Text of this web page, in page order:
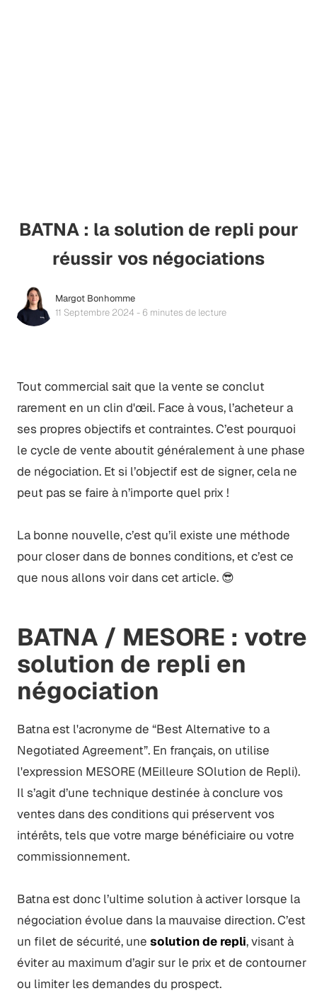
BATNA : la solution de repli pour
réussir vos négociations
Margot Bonhomme
11 Septembre 2024 - 6 minutes de lecture
Tout commercial sait que la vente se conclut
rarement en un clin d'œil. Face à vous, l’acheteur a
ses propres objectifs et contraintes. C’est pourquoi
le cycle de vente aboutit généralement à une phase
de négociation. Et si l’objectif est de signer, cela ne
peut pas se faire à n’importe quel prix !
La bonne nouvelle, c’est qu’il existe une méthode
pour closer dans de bonnes conditions, et c’est ce
que nous allons voir dans cet article. 😎
BATNA / MESORE : votre
solution de repli en
négociation
Batna est l'acronyme de “Best Alternative to a
Negotiated Agreement”. En français, on utilise
l'expression MESORE (MEilleure SOlution de Repli).
Il s’agit d’une technique destinée à conclure vos
ventes dans des conditions qui préservent vos
intérêts, tels que votre marge bénéficiaire ou votre
commissionnement.
Batna est donc l’ultime solution à activer lorsque la
négociation évolue dans la mauvaise direction. C’est
un filet de sécurité, une solution de repli, visant à
éviter au maximum d’agir sur le prix et de contourner
ou limiter les demandes du prospect.